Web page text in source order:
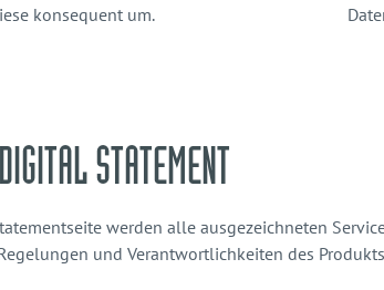
konsequent um.
STATEMENT
werden alle ausgezeichneten
und Verantwortlichkeiten des